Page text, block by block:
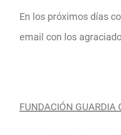
En los próximos días
email con los
FUNDACIÓN GUARDIA